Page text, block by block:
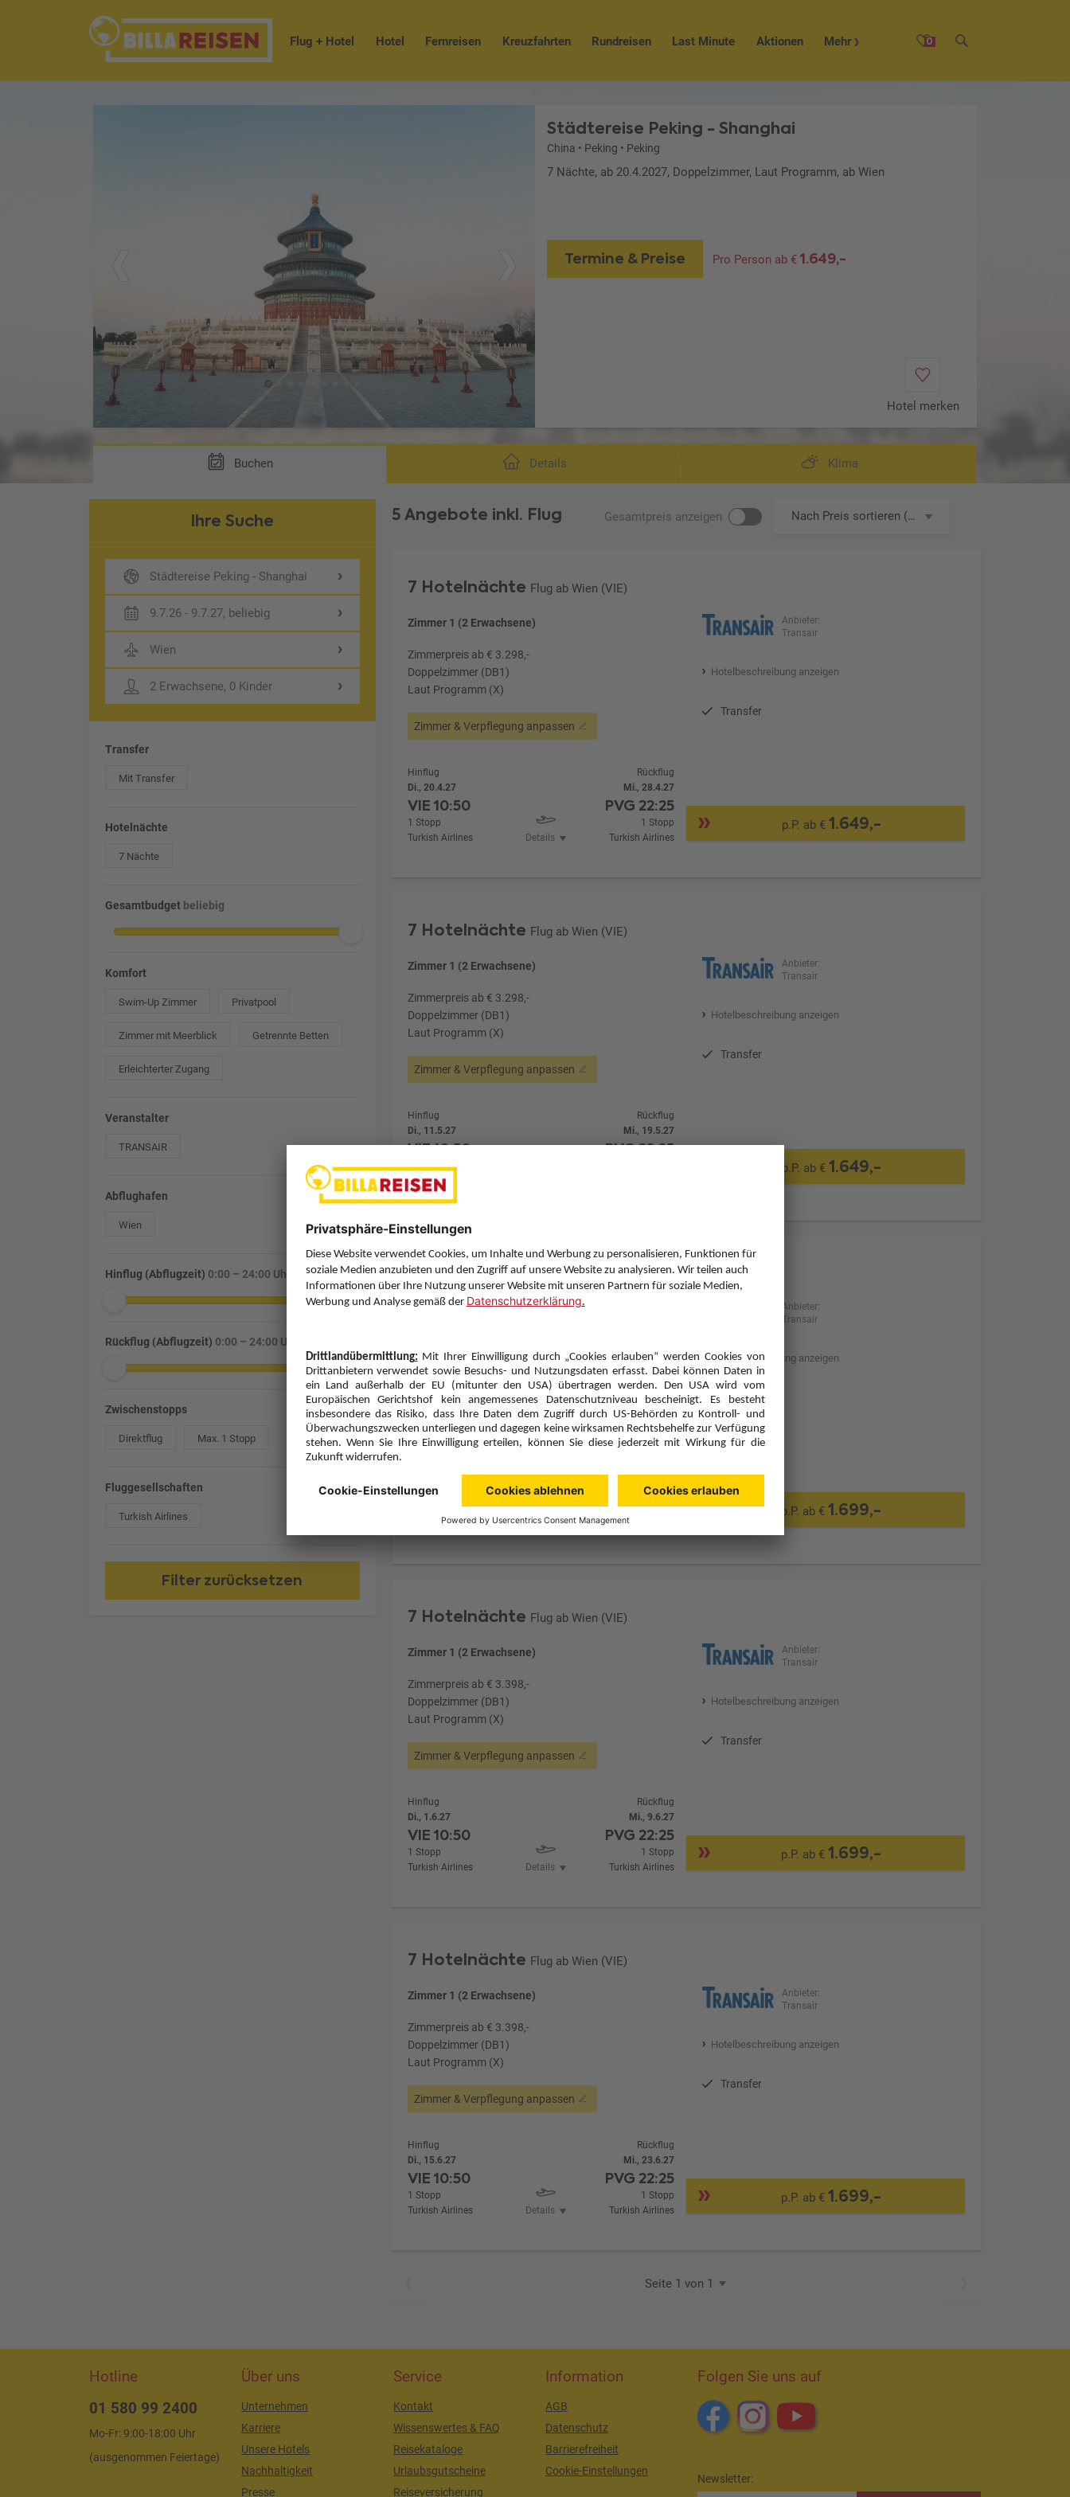
0
Flug + Hotel Hotel Fernreisen Kreuzfahrten Rundreisen Last Minute Aktionen Mehr
Städtereise Peking - Shanghai
China • Peking • Peking
7 Nächte, ab 20.4.2027, Doppelzimmer, Laut Programm, ab Wien
Termine & Preise Pro Person ab €1.649,-
Hotel merken
Buchen Details Klima
Ihre Suche
Städtereise Peking - Shanghai
9.7.26 - 9.7.27, beliebig
Wien
2 Erwachsene, 0 Kinder
Transfer
Mit Transfer
Hotelnächte
7 Nächte
Gesamtbudget beliebig
Komfort
Swim-Up Zimmer Privatpool
Zimmer mit Meerblick Getrennte Betten
Erleichterter Zugang
Veranstalter
TRANSAIR
Abflughafen
Wien
Hinflug (Abflugzeit) 0:00 – 24:00 Uhr
Rückflug (Abflugzeit) 0:00 – 24:00 Uhr
Zwischenstopps
Direktflug Max. 1 Stopp
Fluggesellschaften
Turkish Airlines
Filter zurücksetzen
5 Angebote inkl. Flug Gesamtpreis anzeigen Nach Preis sortieren (aufsteigend)
7 Hotelnächte Flug ab Wien (VIE)
Zimmer 1 (2 Erwachsene)
Zimmerpreis ab € 3.298,-
Doppelzimmer (DB1)
Laut Programm (X)
Zimmer & Verpflegung anpassen
Anbieter:
Transair
Hotelbeschreibung anzeigen
Transfer
Hinflug
Di., 20.4.27
VIE10:50
1 Stopp
Turkish Airlines
Details
Rückflug
Mi., 28.4.27
PVG 22:25
1 Stopp
Turkish Airlines
p.P. ab € 1.649,-
7 Hotelnächte Flug ab Wien (VIE)
Zimmer 1 (2 Erwachsene)
Zimmerpreis ab € 3.298,-
Doppelzimmer (DB1)
Laut Programm (X)
Zimmer & Verpflegung anpassen
Anbieter:
Transair
Hotelbeschreibung anzeigen
Transfer
Hinflug
Di., 11.5.27
VIE10:50
1 Stopp
Turkish Airlines
Rückflug
Mi., 19.5.27
PVG22:25
p.P. ab € 1.649,-
7 Hotelnächte Flug ab Wien (VIE)
Zimmer 1 (2 Erwachsene)
Doppelzimmer (DB1)
Laut Programm (X)
Zimmer & Verpflegung anpassen
Anbieter:
Transair
Hotelbeschreibung anzeigen
Transfer
VIE10:50
Turkish Airlines
Details
Mi., 2.6.27
22:25
1 Stopp
Turkish Airlines
p.P. ab €1.699,-
7 Hotelnächte Flug ab Wien (VIE)
Zimmer 1 (2 Erwachsene)
Zimmerpreis ab € 3.398,-
Doppelzimmer (DB1)
Laut Programm (X)
Zimmer & Verpflegung anpassen
Anbieter:
Transair
Hotelbeschreibung anzeigen
Transfer
Hinflug
Di., 1.6.27
VIE10:50
1 Stopp
Turkish Airlines
Details
Rückflug
Mi., 9.6.27
PVG 22:25
1 Stopp
Turkish Airlines
p.P. ab €1.699,-
7 Hotelnächte Flug ab Wien (VIE)
Zimmer 1 (2 Erwachsene)
Zimmerpreis ab € 3.398,-
Doppelzimmer (DB1)
Laut Programm (X)
Zimmer & Verpflegung anpassen
Anbieter:
Transair
Hotelbeschreibung anzeigen
Transfer
Hinflug
Di., 15.6.27
VIE10:50
1 Stopp
Turkish Airlines
Details
Rückflug
Mi., 23.6.27
PVG 22:25
1 Stopp
Turkish Airlines
p.P. ab €1.699,-
Seite 1 von 1
Hotline
01 580 99 2400
Mo-Fr: 9:00-18:00 Uhr
(ausgenommen Feiertage)
Über uns
Unternehmen
Karriere
Unsere Hotels
Nachhaltigkeit
Presse
Service
Kontakt
Wissenswertes & FAQ
Reisekataloge
Urlaubsgutscheine
Reiseversicherung
Information
AGB
Datenschutz
Barrierefreiheit
Cookie-Einstellungen
Folgen Sie uns auf
Newsletter: